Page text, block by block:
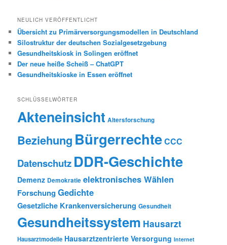
NEULICH VERÖFFENTLICHT
Übersicht zu Primärversorgungsmodellen in Deutschland
Silostruktur der deutschen Sozialgesetzgebung
Gesundheitskiosk in Solingen eröffnet
Der neue heiße Scheiß – ChatGPT
Gesundheitskioske in Essen eröffnet
SCHLÜSSELWÖRTER
Akteneinsicht Altersforschung
Beziehung BürgerrechteCCC
Datenschutz DDR-Geschichte
Demenz Demokratie elektronisches Wählen
Forschung Gedichte
Gesetzliche Krankenversicherung Gesundheit
Gesundheitssystem Hausarzt
Hausarztmodelle Hausarztzentrierte Versorgung Internet